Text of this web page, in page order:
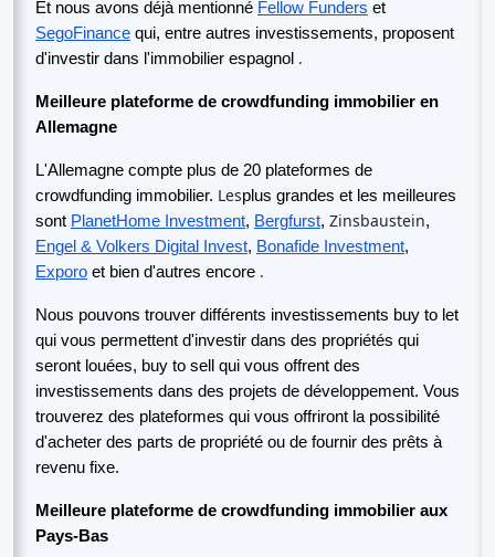
Et nous avons déjà mentionné Fellow Funders et
SegoFinance qui, entre autres investissements, proposent
d'investir dans l'immobilier espagnol .
Meilleure plateforme de crowdfunding immobilier en
Allemagne
L'Allemagne compte plus de 20 plateformes de
crowdfunding immobilier. Lesplus grandes et les meilleures
sont PlanetHome Investment, Bergfurst, Zinsbaustein,
Engel & Volkers Digital Invest, Bonafide Investment,
Exporo et bien d'autres encore .
Nous pouvons trouver différents investissements buy to let
qui vous permettent d'investir dans des propriétés qui
seront louées, buy to sell qui vous offrent des
investissements dans des projets de développement. Vous
trouverez des plateformes qui vous offriront la possibilité
d'acheter des parts de propriété ou de fournir des prêts à
revenu fixe.
Meilleure plateforme de crowdfunding immobilier aux
Pays-Bas